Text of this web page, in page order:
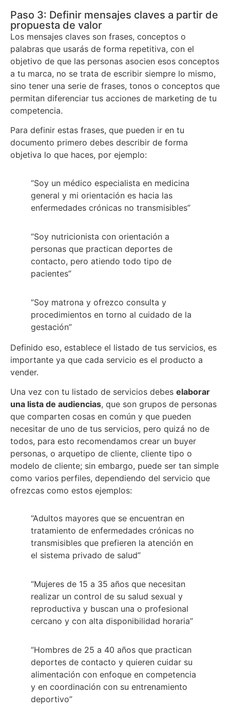
Paso 3: Definir mensajes claves a partir de
propuesta de valor
Los mensajes claves son frases, conceptos o
palabras que usarás de forma repetitiva, con el
objetivo de que las personas asocien esos conceptos
a tu marca, no se trata de escribir siempre lo mismo,
sino tener una serie de frases, tonos o conceptos que
permitan diferenciar tus acciones de marketing de tu
competencia.
Para definir estas frases, que pueden ir en tu
documento primero debes describir de forma
objetiva lo que haces, por ejemplo:
“Soy un médico especialista en medicina
general y mi orientación es hacia las
enfermedades crónicas no transmisibles”
“Soy nutricionista con orientación a
personas que practican deportes de
contacto, pero atiendo todo tipo de
pacientes”
“Soy matrona y ofrezco consulta y
procedimientos en torno al cuidado de la
gestación”
Definido eso, establece el listado de tus servicios, es
importante ya que cada servicio es el producto a
vender.
Una vez con tu listado de servicios debes elaborar
una lista de audiencias, que son grupos de personas
que comparten cosas en común y que pueden
necesitar de uno de tus servicios, pero quizá no de
todos, para esto recomendamos crear un buyer
personas, o arquetipo de cliente, cliente tipo o
modelo de cliente; sin embargo, puede ser tan simple
como varios perfiles, dependiendo del servicio que
ofrezcas como estos ejemplos:
“Adultos mayores que se encuentran en
tratamiento de enfermedades crónicas no
transmisibles que prefieren la atención en
el sistema privado de salud”
“Mujeres de 15 a 35 años que necesitan
realizar un control de su salud sexual y
reproductiva y buscan una o profesional
cercano y con alta disponibilidad horaria”
“Hombres de 25 a 40 años que practican
deportes de contacto y quieren cuidar su
alimentación con enfoque en competencia
y en coordinación con su entrenamiento
deportivo”